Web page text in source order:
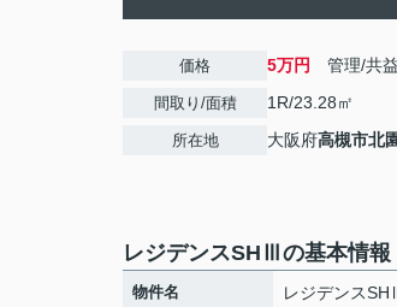
価格 5万円 管理/共
間取り/面積 1R/23.28㎡
所在地 大阪府高槻市北
レジデンスSHⅢの基本情報
物件名 レジデンス